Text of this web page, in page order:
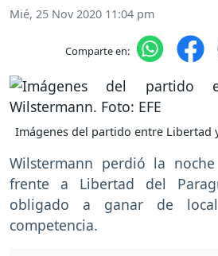
Mié, 25 Nov 2020 11:04 pm
Comparte en:
Imágenes del partido entre Libertad
Wilstermann perdió la
frente a Libertad del
obligado a ganar de
competencia.